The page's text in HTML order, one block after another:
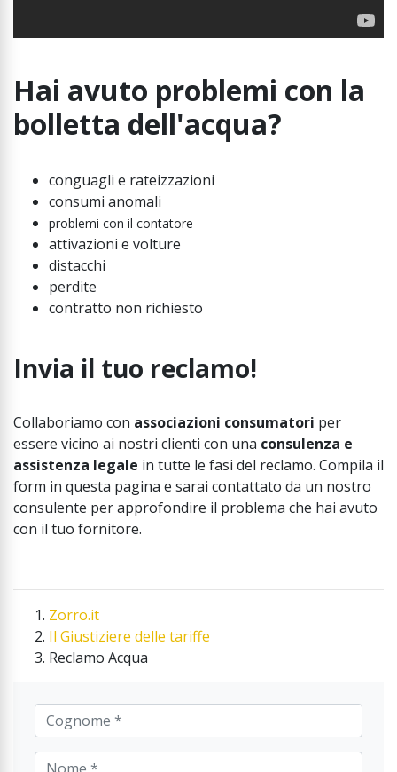
Hai avuto problemi con la
bolletta dell'acqua?
conguagli e rateizzazioni
consumi anomali
problemi con il contatore
attivazioni e volture
distacchi
perdite
contratto non richiesto
Invia il tuo reclamo!
Collaboriamo con associazioni consumatori per
essere vicino ai nostri clienti con una consulenza e
assistenza legale in tutte le fasi del reclamo. Compila il
form in questa pagina e sarai contattato da un nostro
consulente per approfondire il problema che hai avuto
con il tuo fornitore.
Zorro.it
Il Giustiziere delle tariffe
Reclamo Acqua